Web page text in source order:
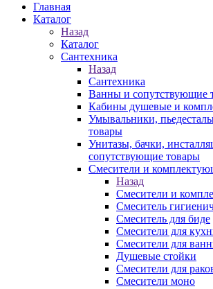
Главная
Каталог
Назад
Каталог
Сантехника
Назад
Сантехника
Ванны и сопутствующие
Кабины душевые и
Умывальники,
товары
Унитазы, бачки,
сопутствующие товары
Смесители и
Назад
Смесители и
Смеситель
Смеситель для биде
Смесители для
Смесители для
Душевые стойки
Смесители для
Смесители моно